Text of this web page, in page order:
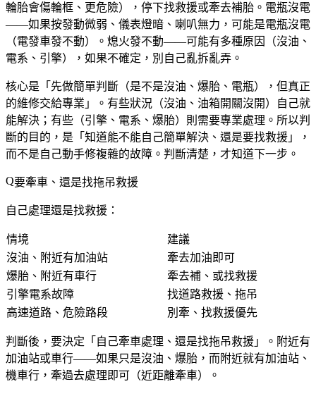
輪胎會傷輪框、更危險），停下找救援或牽去補胎。電瓶沒電
——如果按發動微弱、儀表燈暗、喇叭無力，可能是電瓶沒電
（電發車發不動）。熄火發不動——可能有多種原因（沒油、
電系、引擎），如果不確定，別自己亂拆亂弄。
核心是「先做簡單判斷（是不是沒油、爆胎、電瓶），但真正
的維修交給專業」。有些狀況（沒油、油箱開關沒開）自己就
能解決；有些（引擎、電系、爆胎）則需要專業處理。所以判
斷的目的，是「知道能不能自己簡單解決、還是要找救援」，
而不是自己動手修複雜的故障。判斷清楚，才知道下一步。
要牽車、還是找拖吊救援
自己處理還是找救援：
情境
建議
沒油、附近有加油站
牽去加油即可
爆胎、附近有車行
牽去補、或找救援
引擎電系故障
找道路救援、拖吊
高速道路、危險路段
別牽、找救援優先
判斷後，要決定「自己牽車處理、還是找拖吊救援」。附近有
加油站或車行——如果只是沒油、爆胎，而附近就有加油站、
機車行，牽過去處理即可（近距離牽車）。